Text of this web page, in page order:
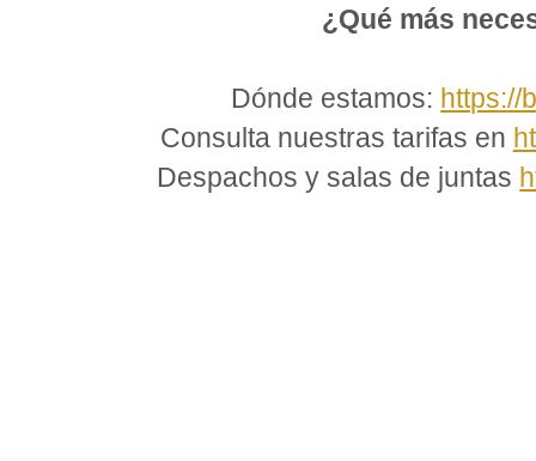
¿Qué más
Dónde estamos: https://
Consulta nuestras tarifas en
Despachos y salas de juntas